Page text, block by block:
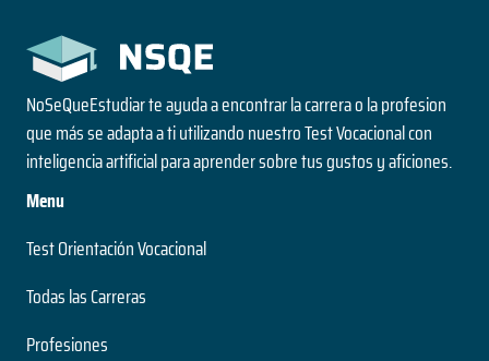
NoSeQueEstudiar te ayuda a encontrar la carrera o la profesion
que más se adapta a ti utilizando nuestro Test Vocacional con
inteligencia artificial para aprender sobre tus gustos y aficiones.
Menu
Test Orientación Vocacional
Todas las Carreras
Profesiones